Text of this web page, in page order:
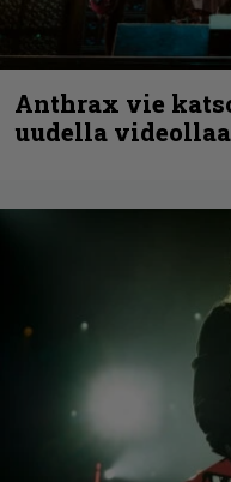
Anthrax vie
uudella